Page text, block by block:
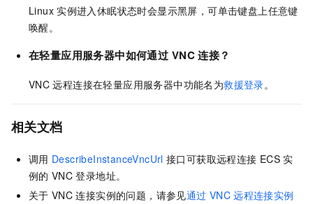
Linux 实例进入休眠状态时会显示黑屏，可单击键盘上任意键
唤醒。
在轻量应用服务器中如何通过 VNC 连接？
VNC 远程连接在轻量应用服务器中功能名为救援登录。
相关文档
调用 DescribeInstanceVncUrl 接口可获取远程连接 ECS 实
例的 VNC 登录地址。
关于 VNC 连接实例的问题，请参见通过 VNC 远程连接实例